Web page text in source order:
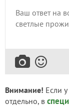
Внимание! Если
отдельно, в